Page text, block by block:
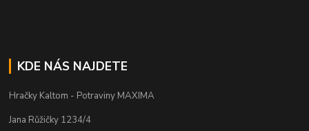
KDE NÁS NAJDETE
Hračky Kaltom - Potraviny MAXIMA
Jana Růžičky 1234/4